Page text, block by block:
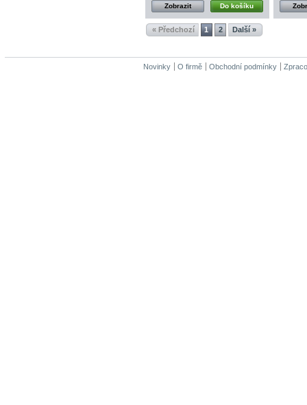
Do košíku
Zobrazit
« Předchozí 1 2 Další »
Novinky O firmě Obchodní podmínky